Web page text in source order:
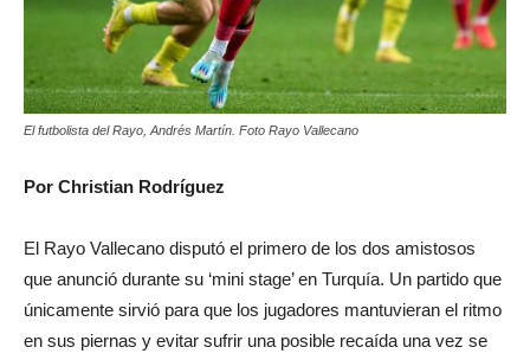
El futbolista del Rayo, Andrés Martín. Foto Rayo Vallecano
Por Christian Rodríguez
El Rayo Vallecano disputó el primero de los dos amistosos
que anunció durante su ‘mini stage’ en Turquía. Un partido que
únicamente sirvió para que los jugadores mantuvieran el ritmo
en sus piernas y evitar sufrir una posible recaída una vez se